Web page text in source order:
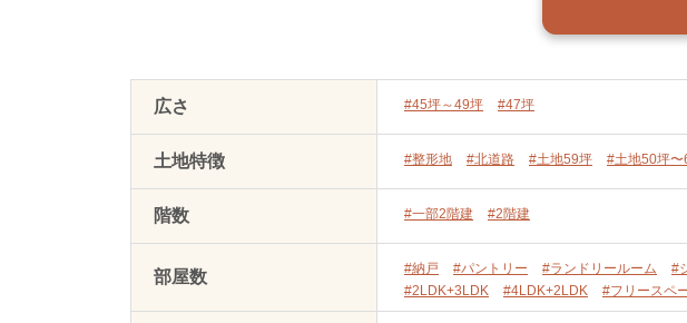
広さ #45坪～49坪 #47坪
土地特徴 #整形地 #北道路 #土地59坪 #土地50坪〜
階数 #一部2階建 #2階建
部屋数 #納戸 #パントリー #ランドリールーム #
#2LDK+3LDK
#4LDK+2LDK #フリースペ